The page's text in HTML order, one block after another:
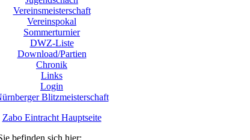
Vereinsmeisterschaft
Vereinspokal
Sommerturnier
DWZ-Liste
Download/Partien
Chronik
Links
Login
Blitzmeisterschaft
Zabo Eintracht Hauptseite
befinden sich hier: